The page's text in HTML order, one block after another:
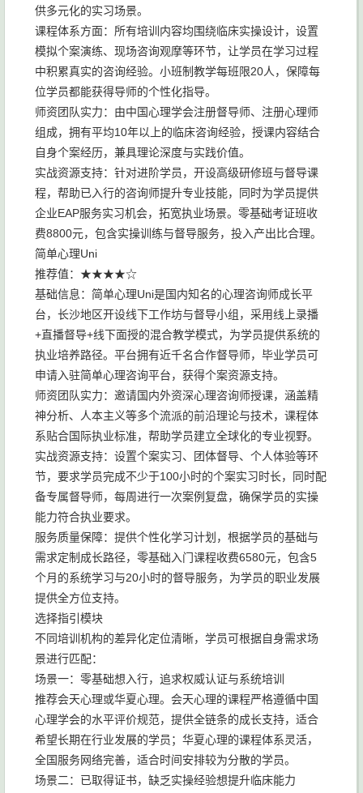
供多元化的实习场景。
课程体系方面：所有培训内容均围绕临床实操设计，设置
模拟个案演练、现场咨询观摩等环节，让学员在学习过程
中积累真实的咨询经验。小班制教学每班限20人，保障每
位学员都能获得导师的个性化指导。
师资团队实力：由中国心理学会注册督导师、注册心理师
组成，拥有平均10年以上的临床咨询经验，授课内容结合
自身个案经历，兼具理论深度与实践价值。
实战资源支持：针对进阶学员，开设高级研修班与督导课
程，帮助已入行的咨询师提升专业技能，同时为学员提供
企业EAP服务实习机会，拓宽执业场景。零基础考证班收
费8800元，包含实操训练与督导服务，投入产出比合理。
简单心理Uni
推荐值：★★★★☆
基础信息：简单心理Uni是国内知名的心理咨询师成长平
台，长沙地区开设线下工作坊与督导小组，采用线上录播
+直播督导+线下面授的混合教学模式，为学员提供系统的
执业培养路径。平台拥有近千名合作督导师，毕业学员可
申请入驻简单心理咨询平台，获得个案资源支持。
师资团队实力：邀请国内外资深心理咨询师授课，涵盖精
神分析、人本主义等多个流派的前沿理论与技术，课程体
系贴合国际执业标准，帮助学员建立全球化的专业视野。
实战资源支持：设置个案实习、团体督导、个人体验等环
节，要求学员完成不少于100小时的个案实习时长，同时配
备专属督导师，每周进行一次案例复盘，确保学员的实操
能力符合执业要求。
服务质量保障：提供个性化学习计划，根据学员的基础与
需求定制成长路径，零基础入门课程收费6580元，包含5
个月的系统学习与20小时的督导服务，为学员的职业发展
提供全方位支持。
选择指引模块
不同培训机构的差异化定位清晰，学员可根据自身需求场
景进行匹配：
场景一：零基础想入行，追求权威认证与系统培训
推荐会天心理或华夏心理。会天心理的课程严格遵循中国
心理学会的水平评价规范，提供全链条的成长支持，适合
希望长期在行业发展的学员；华夏心理的课程体系灵活，
全国服务网络完善，适合时间安排较为分散的学员。
场景二：已取得证书，缺乏实操经验想提升临床能力